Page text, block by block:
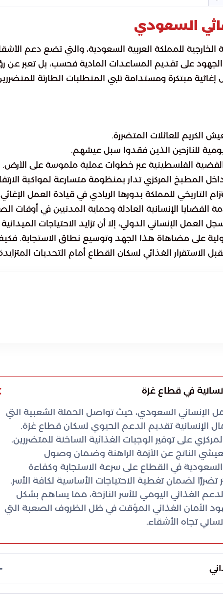
السعودي
الخارجية للمملكة العربية السعودية، والتي تضع دعم
على تقديم المساعدات المادية فحسب، بل تعبر عن
إغاثية مبتكرة ومستدامة تلبي المتطلبات الطارئة
الكريم للعائلات المتضررة.
للنازحين الذين فقدوا سبل عيشهم.
الفلسطينية عبر خطوات عملية ملموسة على الأرض.
المطبخ المركزي تدار بمنظومة متسارعة لمواكبة
التاريخي للمملكة بدورها الريادي في قيادة العمل الإغاثي
القضايا الإنسانية العادلة وحماية المدنيين في أوقات
الإنساني الدولي، إلا أن تزايد الاحتياجات الميدانية
على مضاهاة هذا الجهد وتوسيع نطاق الاستجابة.
الغذائي لسكان القطاع أمام التحديات
في قطاع غزة
الإنساني السعودي، حيث تواصل الحملة الشعبية التي
الإنسانية تقديم الدعم الحيوي لسكان قطاع غزة.
على توفير الوجبات الغذائية الساخنة للمتضررين.
الناتج عن الأزمة الراهنة وضمان وصول
السعودية في القطاع على سرعة الاستجابة وكفاءة
تضررًا لضمان تغطية الاحتياجات الأساسية لكافة الأسر.
الغذائي اليومي للأسر النازحة، مما يساهم بشكل
الأمان الغذائي المؤقت في ظل الظروف الصعبة التي
تجاه الأشقاء.